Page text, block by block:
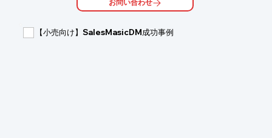
・セミナーやイベントへの集客
【導入の効果】
お問い合わせ
【小売向け】SalesMasicDM成功事例